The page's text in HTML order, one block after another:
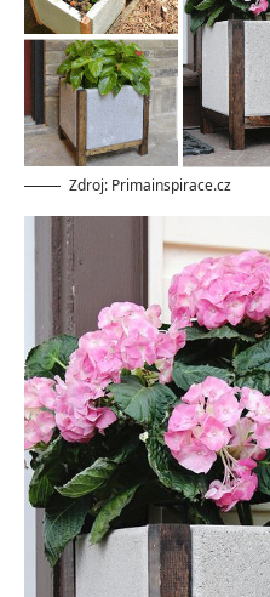
Zdroj: Primainspirace.cz